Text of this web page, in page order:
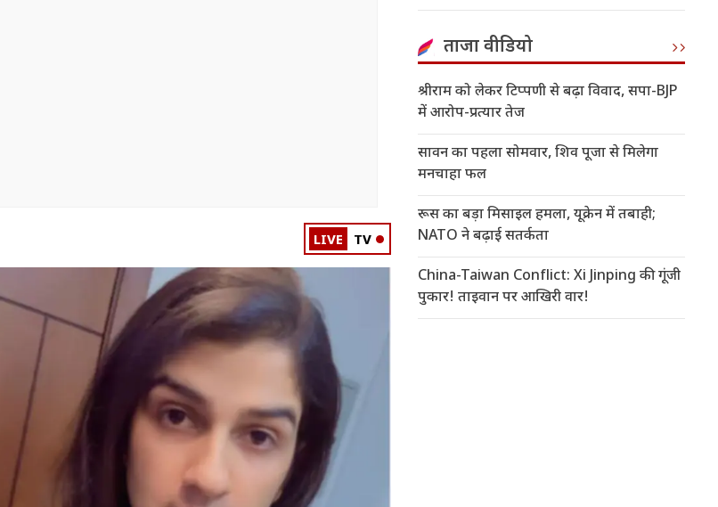
LIVE TV
ताजा वीडियो
श्रीराम को लेकर टिप्पणी से बढ़ा विवाद, सपा-BJP
में आरोप-प्रत्यार तेज
सावन का पहला सोमवार, शिव पूजा से मिलेगा
मनचाहा फल
रूस का बड़ा मिसाइल हमला, यूक्रेन में तबाही;
NATO ने बढ़ाई सतर्कता
China-Taiwan Conflict: Xi Jinping की गूंजी
पुकार! ताइवान पर आखिरी वार!